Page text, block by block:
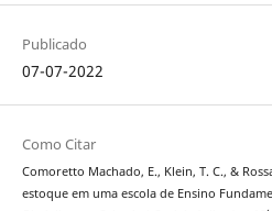
Publicado
07-07-2022
Como Citar
Comoretto Machado, E., Klein, T. C., &
estoque em uma escola de Ensino